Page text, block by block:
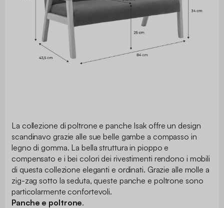
La collezione di poltrone e panche Isak offre un design
scandinavo grazie alle sue belle gambe a compasso in
legno di gomma. La bella struttura in pioppo e
compensato e i bei colori dei rivestimenti rendono i mobili
di questa collezione eleganti e ordinati. Grazie alle molle a
zig-zag sotto la seduta, queste panche e poltrone sono
particolarmente confortevoli.
Panche e poltrone.